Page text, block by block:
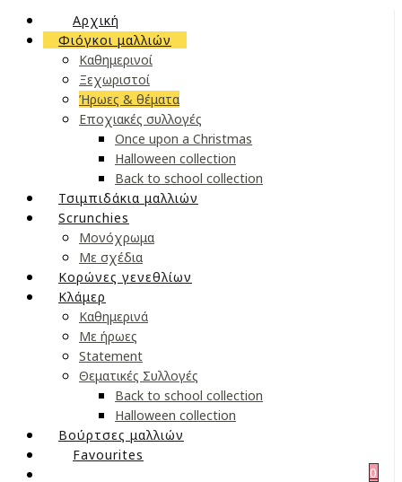
Αρχική
Φιόγκοι μαλλιών
Καθημερινοί
Ξεχωριστοί
Ήρωες & θέματα
Εποχιακές συλλογές
Once upon a Christmas
Halloween collection
Back to school collection
Τσιμπιδάκια μαλλιών
Scrunchies
Μονόχρωμα
Με σχέδια
Κορώνες γενεθλίων
Κλάμερ
Καθημερινά
Με ήρωες
Statement
Θεματικές Συλλογές
Back to school collection
Halloween collection
Βούρτσες μαλλιών
Favourites
0